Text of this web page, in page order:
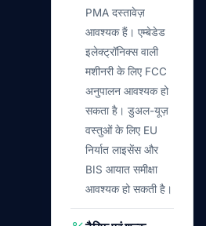
PMA दस्तावेज़
आवश्यक हैं। एम्बेडेड
इलेक्ट्रॉनिक्स वाली
मशीनरी के लिए FCC
अनुपालन आवश्यक हो
सकता है। डुअल-यूज़
वस्तुओं के लिए EU
निर्यात लाइसेंस और
BIS आयात समीक्षा
आवश्यक हो सकती है।